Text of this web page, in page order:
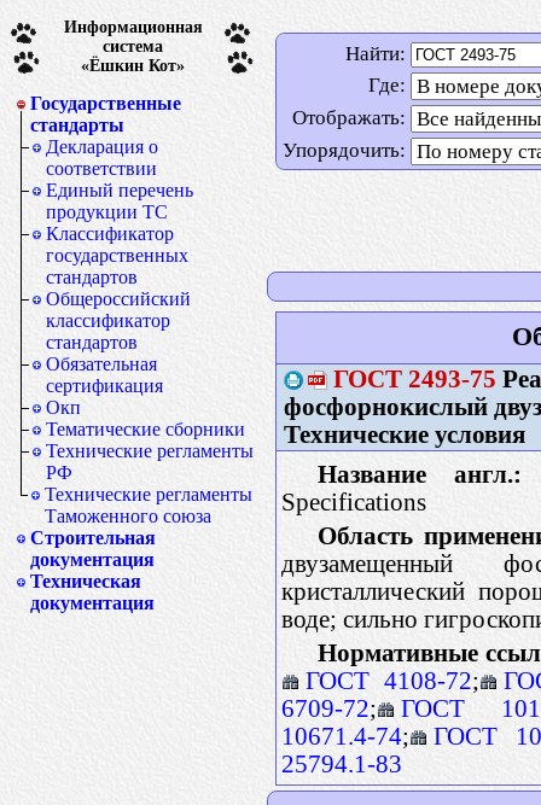
Информационная
система
«Ёшкин Кот»
Государственные
стандарты
Декларация о
соответствии
Единый перечень
продукции ТС
Классификатор
государственных
стандартов
Общероссийский
классификатор
стандартов
Обязательная
сертификация
Окп
Тематические сборники
Технические регламенты
РФ
Технические регламенты
Таможенного союза
Строительная
документация
Техническая
документация
Найти:
Где:
Отображать:
Упорядочить:
ГОСТ 2493-75
фосфорнокислый
Технические условия
Название англ.:
Specifications
Область
двузамещенный
кристаллический
воде; сильно
Нормативные
ГОСТ 4108-72;
6709-72;
ГОСТ
10671.4-74;
ГОСТ
25794.1-83